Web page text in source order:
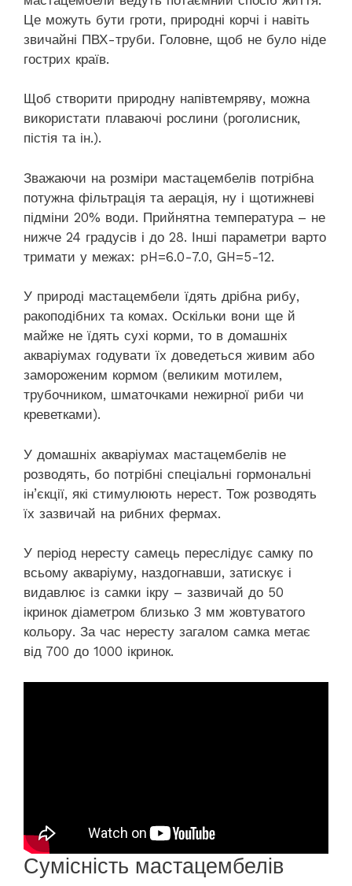
Це можуть бути гроти, природні корчі і навіть
звичайні ПВХ-труби. Головне, щоб не було ніде
гострих країв.
Щоб створити природну напівтемряву, можна
використати плаваючі рослини (роголисник,
пістія та ін.).
Зважаючи на розміри мастацембелів потрібна
потужна фільтрація та аерація, ну і щотижневі
підміни 20% води. Прийнятна температура – не
нижче 24 градусів і до 28. Інші параметри варто
тримати у межах: pH=6.0-7.0, GH=5-12.
У природі мастацембели їдять дрібна рибу,
ракоподібних та комах. Оскільки вони ще й
майже не їдять сухі корми, то в домашніх
акваріумах годувати їх доведеться живим або
замороженим кормом (великим мотилем,
трубочником, шматочками нежирної риби чи
креветками).
У домашніх акваріумах мастацембелів не
розводять, бо потрібні спеціальні гормональні
ін’єкції, які стимулюють нерест. Тож розводять
їх зазвичай на рибних фермах.
У період нересту самець переслідує самку по
всьому акваріуму, наздогнавши, затискує і
видавлює із самки ікру – зазвичай до 50
ікринок діаметром близько 3 мм жовтуватого
кольору. За час нересту загалом самка метає
від 700 до 1000 ікринок.
Сумісність мастацембелів